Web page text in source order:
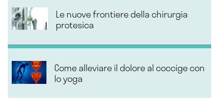
Le nuove frontiere della chirurgia
protesica
Come alleviare il dolore al coccige con
lo yoga